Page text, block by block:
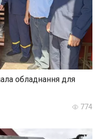
обладнання для
774